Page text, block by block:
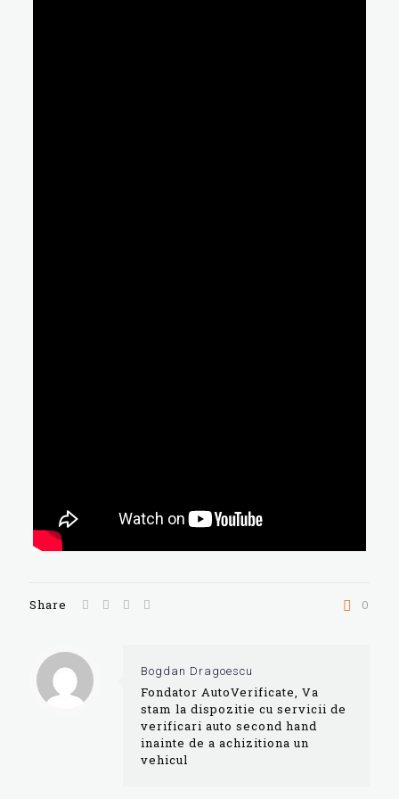
Share 0
Bogdan Dragoescu
Fondator AutoVerificate, Va
stam la dispozitie cu servicii de
verificari auto second hand
inainte de a achizitiona un
vehicul